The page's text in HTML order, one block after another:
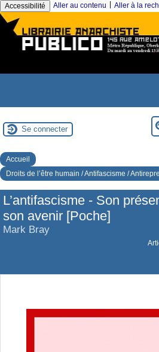
Accessibilité Aller au contenu Aller à la
Se connecter
Accueil
Droits de l’être humain / Antifascisme /
L’antifascisme - Son
son avenir [Poche]
Mark Bray